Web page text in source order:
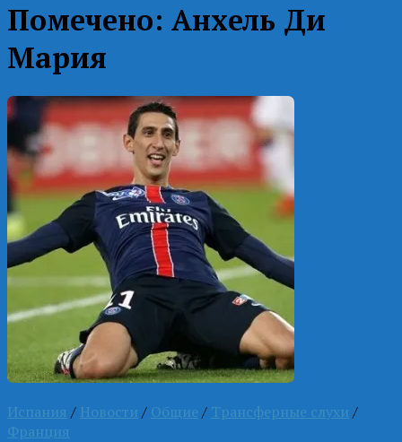
Помечено: Анхель Ди
Мария
Испания / Новости / Общие / Трансферные слухи /
Франция